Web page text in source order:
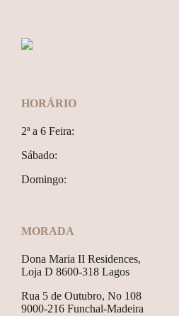
HORÁRIO
2ª a 6 Feira:
Sábado:
Domingo:
MORADA
Dona Maria II Residences,
Loja D 8600-318 Lagos
Rua 5 de Outubro, No 108
9000-216 Funchal-Madeira